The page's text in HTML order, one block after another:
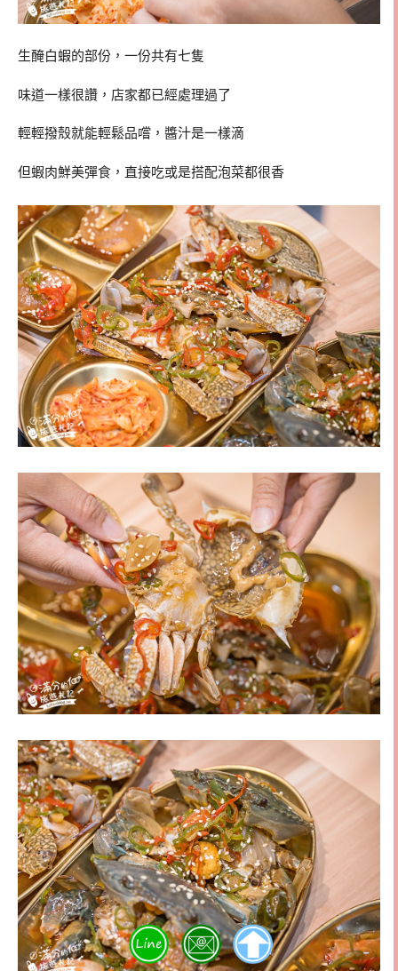
生醃白蝦的部份，一份共有七隻
味道一樣很讚，店家都已經處理過了
輕輕撥殼就能輕鬆品嚐，醬汁是一樣滴
但蝦肉鮮美彈食，直接吃或是搭配泡菜都很香